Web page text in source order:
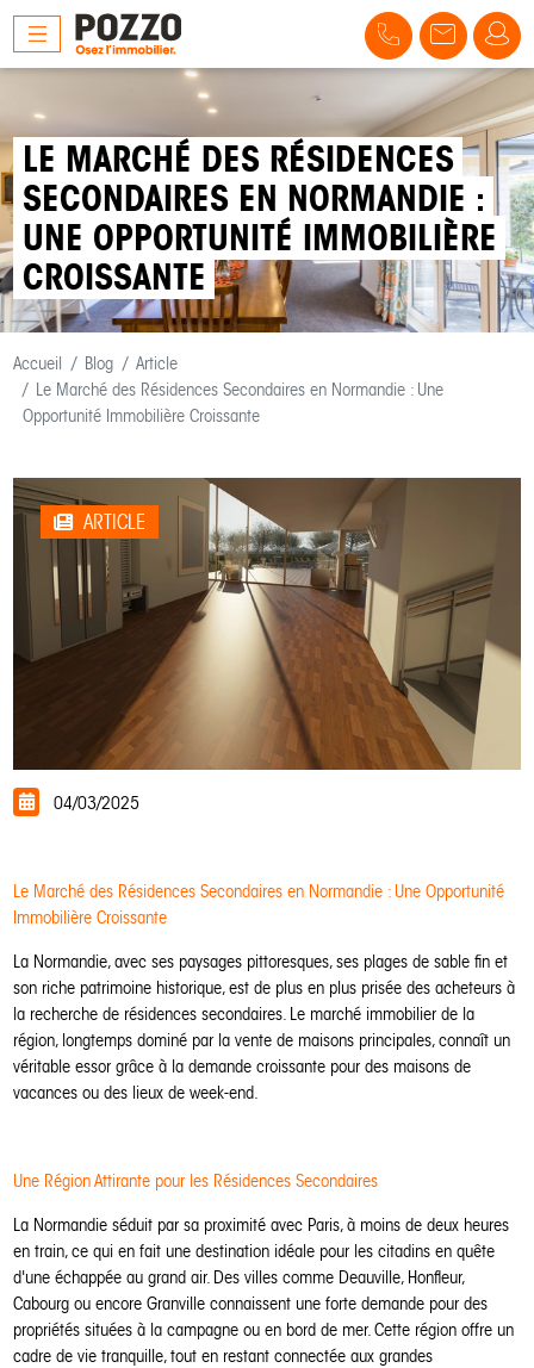
LE MARCHÉ DES RÉSIDENCES
SECONDAIRES EN NORMANDIE :
UNE OPPORTUNITÉ IMMOBILIÈRE
CROISSANTE
Accueil Blog
Article
Le Marché des Résidences Secondaires en Normandie : Une
Opportunité Immobilière Croissante
ARTICLE
04/03/2025
Le Marché des Résidences Secondaires en Normandie : Une Opportunité
Immobilière Croissante
La Normandie, avec ses paysages pittoresques, ses plages de sable fin et
son riche patrimoine historique, est de plus en plus prisée des acheteurs à
la recherche de résidences secondaires. Le marché immobilier de la
région, longtemps dominé par la vente de maisons principales, connaît un
véritable essor grâce à la demande croissante pour des maisons de
vacances ou des lieux de week-end.
Une Région Attirante pour les Résidences Secondaires
La Normandie séduit par sa proximité avec Paris, à moins de deux heures
en train, ce qui en fait une destination idéale pour les citadins en quête
d'une échappée au grand air. Des villes comme Deauville, Honfleur,
Cabourg ou encore Granville connaissent une forte demande pour des
propriétés situées à la campagne ou en bord de mer. Cette région offre un
cadre de vie tranquille, tout en restant connectée aux grandes